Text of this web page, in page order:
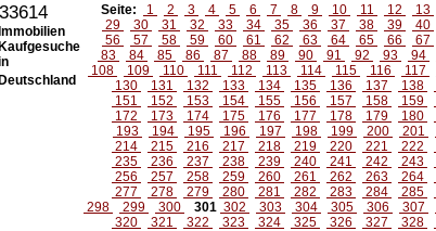
33614
Immobilien
Kaufgesuche
Deutschland
Seite: 1 2 3 4 5 6 7 8 9 10 11 12 13
29
30 31 32 33 34 35 36 37 38 39 40
56
57 58 59 60 61 62 63 64 65 66 67
83
84 85 86 87 88 89 90 91 92 93 94
108
109 110 111 112 113 114 115 116 117
130
131 132 133 134 135 136 137 138
151
152 153 154 155 156 157 158 159
172
173 174 175 176 177 178 179 180
193
194 195 196 197 198 199 200 201
214
215 216 217 218 219 220 221 222
235
236 237 238 239 240 241 242 243
256
257 258 259 260 261 262 263 264
277
278 279 280 281 282 283 284 285
298
299 300 301 302 303 304 305 306 307
320
321 322 323 324 325 326 327 328